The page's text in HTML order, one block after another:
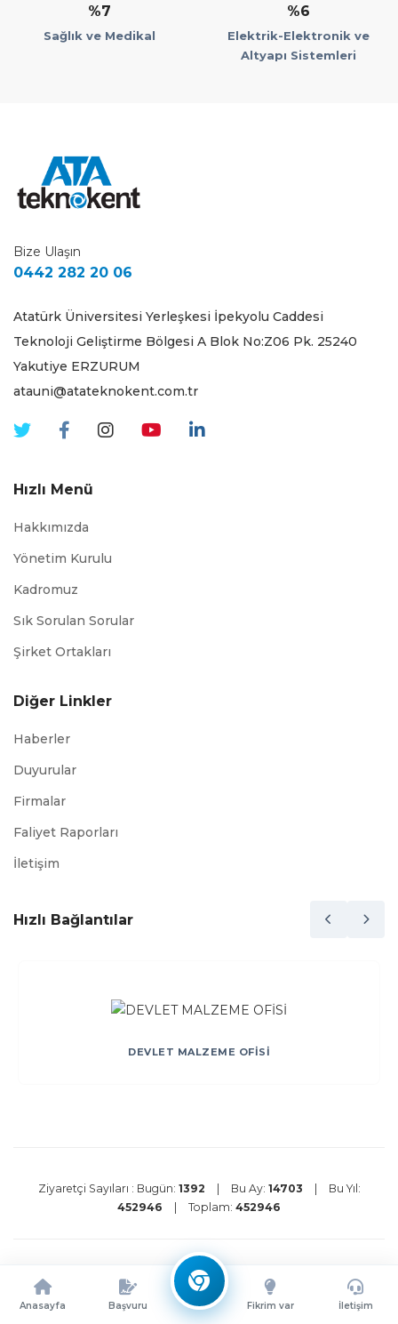
%7
Sağlık ve Medikal
%6
Elektrik-Elektronik ve
Altyapı Sistemleri
Bize Ulaşın
0442 282 20 06
Atatürk Üniversitesi Yerleşkesi İpekyolu Caddesi
Teknoloji Geliştirme Bölgesi A Blok No:Z06 Pk. 25240
Yakutiye ERZURUM
atauni@atateknokent.com.tr
Hızlı Menü
Hakkımızda
Yönetim Kurulu
Kadromuz
Sık Sorulan Sorular
Şirket Ortakları
Diğer Linkler
Haberler
Duyurular
Firmalar
Faliyet Raporları
İletişim
Hızlı Bağlantılar
DEVLET MALZEME OFİSİ
Ziyaretçi Sayıları : Bugün: 1392 Bu Ay: 14703
Bu Yıl:
452946
Toplam: 452946
Gizlilik Politikası
2026 Ata Teknokent Tüm Hakları Saklıdır.
Anasayfa Başvuru Fikrim var İletişim